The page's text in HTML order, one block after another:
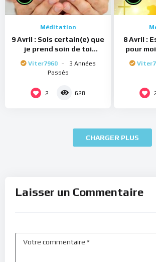
Méditation
9 Avril : Sois certain(e) que
je prend soin de toi
Viter7960
3 Années
Passés
2 628
8 Avril :
pour
CHARGER PLUS
Laisser un Commentaire